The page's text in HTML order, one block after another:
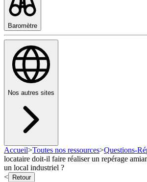
Baromètre
Nos autres sites
Accueil>Toutes nos ressources>Questions-
locataire doit-il faire réaliser un repérage
un local industriel ?
<
Retour